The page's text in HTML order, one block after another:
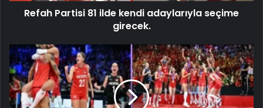
Refah Partisi 81 ilde kendi adaylarıyla seçime
girecek.